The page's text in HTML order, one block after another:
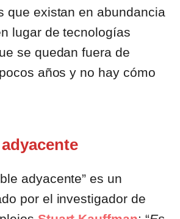
que existan en abundancia
lugar de tecnologías
se quedan fuera de
años y no hay cómo
adyacente” es un
por el investigador de